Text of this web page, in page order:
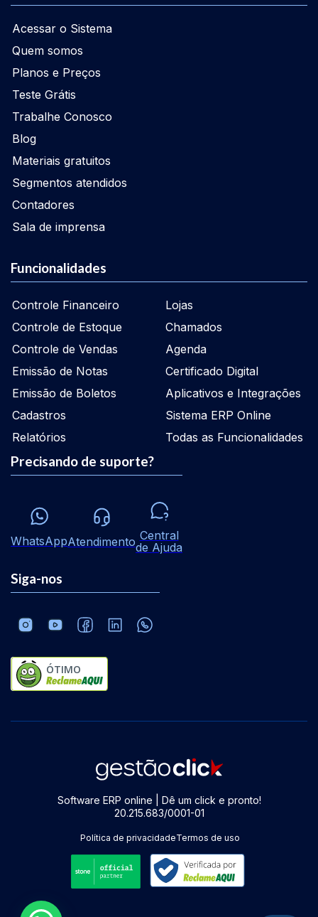
Acessar o Sistema
Quem somos
Planos e Preços
Teste Grátis
Trabalhe Conosco
Blog
Materiais gratuitos
Segmentos atendidos
Contadores
Sala de imprensa
Funcionalidades
Controle Financeiro
Controle de Estoque
Controle de Vendas
Emissão de Notas
Emissão de Boletos
Cadastros
Relatórios
Lojas
Chamados
Agenda
Certificado Digital
Aplicativos e Integrações
Sistema ERP Online
Todas as Funcionalidades
Precisando de suporte?
WhatsAppAtendimento Central
de Ajuda
Siga-nos
ÓTIMO
Software ERP online | Dê um click e pronto!
20.215.683/0001-01
Política de privacidadeTermos de uso